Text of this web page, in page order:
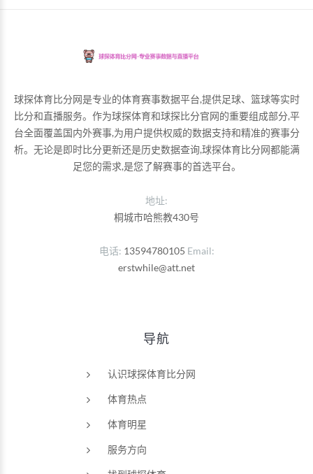
球探体育比分网是专业的体育赛事数据平台,提供足球、篮球等实时
比分和直播服务。作为球探体育和球探比分官网的重要组成部分,平
台全面覆盖国内外赛事,为用户提供权威的数据支持和精准的赛事分
析。无论是即时比分更新还是历史数据查询,球探体育比分网都能满
足您的需求,是您了解赛事的首选平台。
地址:
桐城市哈熊教430号
电话 13594780105 Email
erstwhile@att.net
导航
认识球探体育比分网
体育热点
体育明星
服务方向